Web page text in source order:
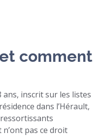
comment
ans, inscrit sur les listes
dans l’Hérault,
pas ce droit